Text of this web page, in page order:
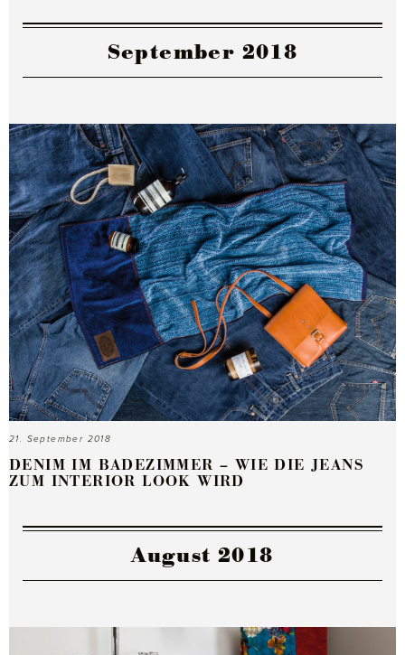
September 2018
21. September 2018
DENIM IM BADEZIMMER – WIE DIE JEANS
ZUM INTERIOR LOOK WIRD
August 2018